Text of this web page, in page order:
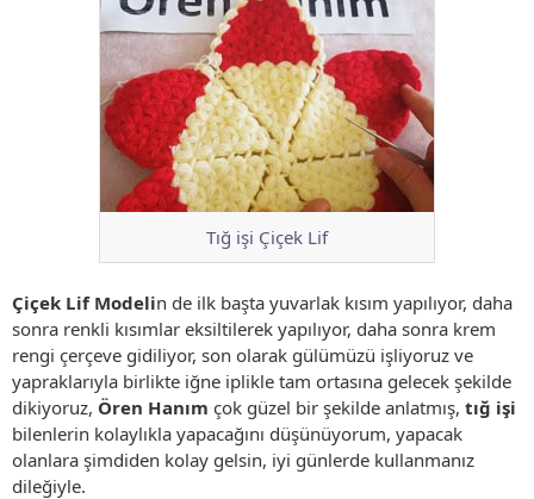
Tığ işi Çiçek Lif
Çiçek Lif Modelin de ilk başta yuvarlak kısım yapılıyor, daha
sonra renkli kısımlar eksiltilerek yapılıyor, daha sonra krem
rengi çerçeve gidiliyor, son olarak gülümüzü işliyoruz ve
yapraklarıyla birlikte iğne iplikle tam ortasına gelecek şekilde
dikiyoruz, Ören Hanım çok güzel bir şekilde anlatmış, tığ işi
bilenlerin kolaylıkla yapacağını düşünüyorum, yapacak
olanlara şimdiden kolay gelsin, iyi günlerde kullanmanız
dileğiyle.